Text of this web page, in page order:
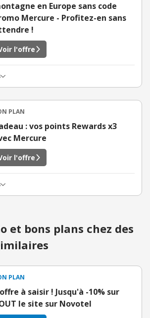
en Europe sans code
Mercure - Profitez-en sans
!
l'offre
PLAN
: vos points Rewards x3
Mercure
l'offre
et bons plans chez des
PLAN
à saisir ! Jusqu'à -10% sur
le site sur Novotel